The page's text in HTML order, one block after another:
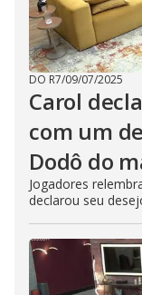
DO R7/09/07/2025
Carol
com um
Dodô do
Jogadores
declarou seu